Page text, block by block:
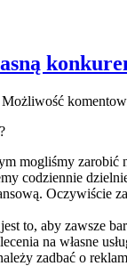
Możliwość
mogliśmy zarobić
codziennie
Oczywiście
to, aby zawsze
na własne
zadbać o